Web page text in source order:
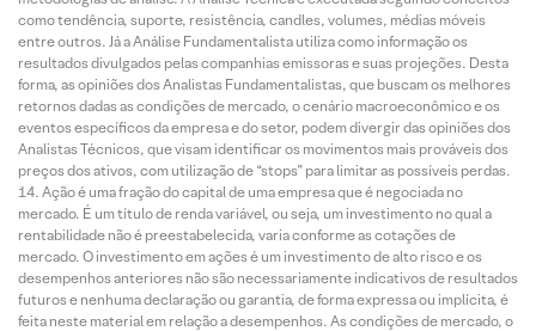
como tendência, suporte, resistência, candles, volumes, médias móveis
entre outros. Já a Análise Fundamentalista utiliza como informação os
resultados divulgados pelas companhias emissoras e suas projeções. Desta
forma, as opiniões dos Analistas Fundamentalistas, que buscam os melhores
retornos dadas as condições de mercado, o cenário macroeconômico e os
eventos específicos da empresa e do setor, podem divergir das opiniões dos
Analistas Técnicos, que visam identificar os movimentos mais prováveis dos
preços dos ativos, com utilização de “stops” para limitar as possíveis perdas.
Ação é uma fração do capital de uma empresa que é negociada no
mercado. É um título de renda variável, ou seja, um investimento no qual a
rentabilidade não é preestabelecida, varia conforme as cotações de
mercado. O investimento em ações é um investimento de alto risco e os
desempenhos anteriores não são necessariamente indicativos de resultados
futuros e nenhuma declaração ou garantia, de forma expressa ou implícita, é
feita neste material em relação a desempenhos. As condições de mercado, o